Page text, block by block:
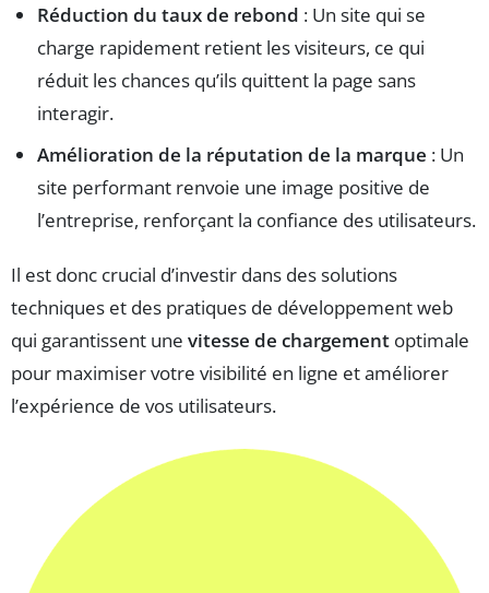
Réduction du taux de rebond : Un site qui se
charge rapidement retient les visiteurs, ce qui
réduit les chances qu’ils quittent la page sans
interagir.
Amélioration de la réputation de la marque : Un
site performant renvoie une image positive de
l’entreprise, renforçant la confiance des utilisateurs.
Il est donc crucial d’investir dans des solutions
techniques et des pratiques de développement web
qui garantissent une vitesse de chargement optimale
pour maximiser votre visibilité en ligne et améliorer
l’expérience de vos utilisateurs.